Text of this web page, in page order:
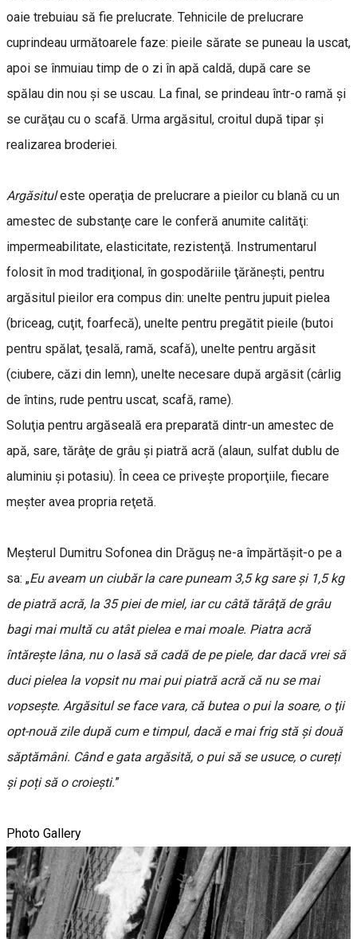
oaie trebuiau să fie prelucrate. Tehnicile de prelucrare
cuprindeau următoarele faze: pieile sărate se puneau la uscat,
apoi se înmuiau timp de o zi în apă caldă, după care se
spălau din nou și se uscau. La final, se prindeau într-o ramă şi
se curăţau cu o scafă. Urma argăsitul, croitul după tipar și
realizarea broderiei.
Argăsituleste operaţia de prelucrare a pieilor cu blană cu un
amestec de substanţe care le conferă anumite calităţi:
impermeabilitate, elasticitate, rezistenţă. Instrumentarul
folosit în mod tradiţional, în gospodăriile ţărăneşti, pentru
argăsitul pieilor era compus din: unelte pentru jupuit pielea
(briceag, cuţit, foarfecă), unelte pentru pregătit pieile (butoi
pentru spălat, ţesală, ramă, scafă), unelte pentru argăsit
(ciubere, căzi din lemn), unelte necesare după argăsit (cârlig
de întins, rude pentru uscat, scafă, rame).
Soluţia pentru argăseală era preparată dintr-un amestec de
apă, sare, tărâţe de grâu şi piatră acră (alaun, sulfat dublu de
aluminiu şi potasiu). În ceea ce priveşte proporţiile, fiecare
meşter avea propria reţetă.
Meșterul Dumitru Sofonea din Drăguș ne-a împărtăşit-o pe a
sa: „Eu aveam un ciubăr la care puneam 3,5 kg sare şi 1,5 kg
de piatră acră, la 35 piei de miel, iar cu câtă tărâţă de grâu
bagi mai multă cu atât pielea e mai moale. Piatra acră
întăreşte lâna, nu o lasă să cadă de pe piele, dar dacă vrei să
duci pielea la vopsit nu mai pui piatră acră că nu se mai
vopseşte. Argăsitul se face vara, că butea o pui la soare, o ţii
opt-nouă zile după cum e timpul, dacă e mai frig stă și două
săptămâni. Când e gata argăsită, o pui să se usuce, o cureți
și poți să o croiești.”
Photo Gallery